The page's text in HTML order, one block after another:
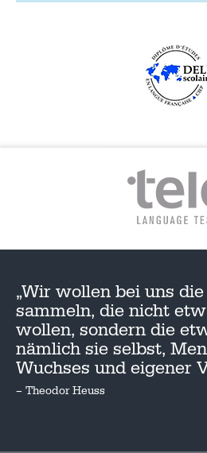
„Wir wollen bei uns
sammeln, die nicht
wollen, sondern die
nämlich sie selbst,
Wuchses und eigener
– Theodor Heuss